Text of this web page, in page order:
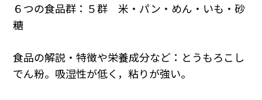
６つの食品群：５群 米・パン・めん・いも・砂
糖
食品の解説・特徴や栄養成分など：とうもろこし
でん粉。吸湿性が低く，粘りが強い。